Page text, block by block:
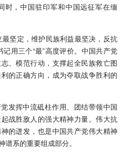
时，中国驻印军和中国远征军在缅
坚定，维护民族利益最坚决，反抗
用三个“最”高度评价。中国共产党
、模范行动，支撑起全民族救亡图
的正确方向，成为夺取战争胜利的
发挥中流砥柱作用、团结带领中国
战胜敌人的强大精神力量。伟大抗
的迸发，也是中国共产党伟大精神
系的重要组成部分。